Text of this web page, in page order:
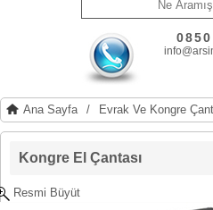
Ana Sayfa / Evrak Ve Kongre
Kongre El Çantası
Resmi Büyüt